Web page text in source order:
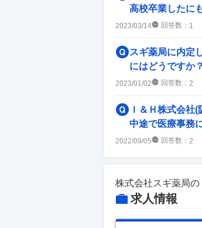
人事
企業の選考に関す
中途採
高校卒業したに
2023/03/14 回答数： 1
スギ薬局に内定
にはどうですか
2023/01/02 回答数： 2
Ｉ＆Ｈ株式会社
中途で医療事務
2022/09/05 回答数： 2
株式会社スギ薬局の
求人情報